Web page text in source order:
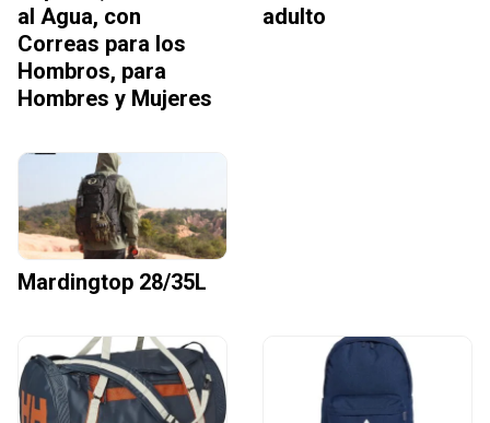
al Agua, con
Correas para los
Hombros, para
Hombres y Mujeres
adulto
Mardingtop 28/35L